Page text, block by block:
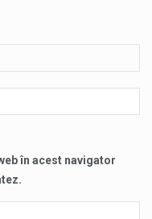
în acest navigator